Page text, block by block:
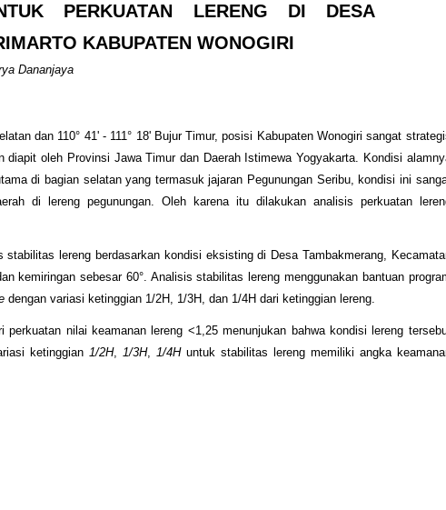
PERKUATAN LERENG DI DESA
KABUPATEN WONOGIRI
Dananjaya
dan 110° 41' - 111° 18' Bujur Timur, posisi Kabupaten Wonogiri sangat
oleh Provinsi Jawa Timur dan Daerah Istimewa Yogyakarta. Kondisi
di bagian selatan yang termasuk jajaran Pegunungan Seribu, kondisi ini
di lereng pegunungan. Oleh karena itu dilakukan analisis perkuatan
lereng berdasarkan kondisi eksisting di Desa Tambakmerang,
kemiringan sebesar 60°. Analisis stabilitas lereng menggunakan bantuan
dengan variasi ketinggian 1/2H, 1/3H, dan 1/4H dari ketinggian lereng.
nilai keamanan lereng <1,25 menunjukan bahwa kondisi lereng
ketinggian 1/2H, 1/3H, 1/4Huntuk stabilitas lereng memiliki angka